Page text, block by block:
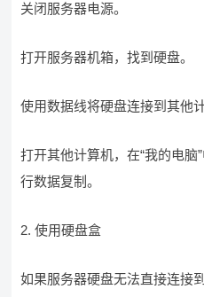
关闭服务器电源。
打开服务器机箱，找到硬盘。
使用数据线将硬盘连接到其他
打开其他计算机，在“我的电
行数据复制。
2. 使用硬盘盒
如果服务器硬盘无法直接连接